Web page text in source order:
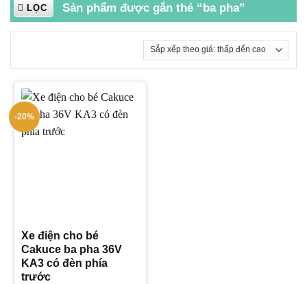
Sản phẩm được gắn thẻ “ba pha”
LỌC
-20%
Xe điện cho bé
Cakuce ba pha 36V
KA3 có đèn phía
trước